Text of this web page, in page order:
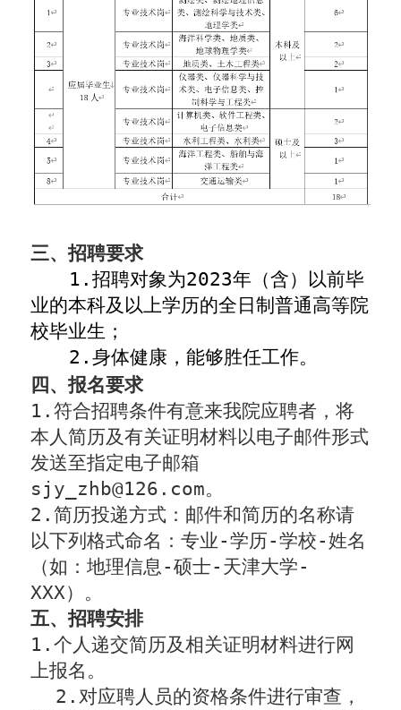
三、招聘要求
1.招聘对象为2023年（含）以前毕
业的本科及以上学历的全日制普通高等院
校毕业生；
2 .身体健康，能够胜任工作。
四、报名要求
1.符合招聘条件有意来我院应聘者，将
本人简历及有关证明材料以电子邮件形式
发送至指定电子邮箱
sjy_zhb@126.com。
2.简历投递方式：邮件和简历的名称请
以下列格式命名：专业-学历-学校-姓名
（如：地理信息 -硕士- 天津大学-
XXX）。
五、招聘安排
1.个人递交简历及相关证明材料进行网
上报名。
2. 对应聘人员的资格条件进行审查，